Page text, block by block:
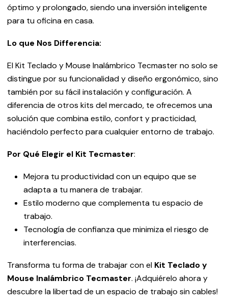
óptimo y prolongado, siendo una inversión inteligente
para tu oficina en casa.
Lo que Nos Differencia:
El Kit Teclado y Mouse Inalámbrico Tecmaster no solo se
distingue por su funcionalidad y diseño ergonómico, sino
también por su fácil instalación y configuración. A
diferencia de otros kits del mercado, te ofrecemos una
solución que combina estilo, confort y practicidad,
haciéndolo perfecto para cualquier entorno de trabajo.
Por Qué Elegir el Kit Tecmaster:
Mejora tu productividad con un equipo que se
adapta a tu manera de trabajar.
Estilo moderno que complementa tu espacio de
trabajo.
Tecnología de confianza que minimiza el riesgo de
interferencias.
Transforma tu forma de trabajar con el Kit Teclado y
Mouse Inalámbrico Tecmaster. ¡Adquiérelo ahora y
descubre la libertad de un espacio de trabajo sin cables!